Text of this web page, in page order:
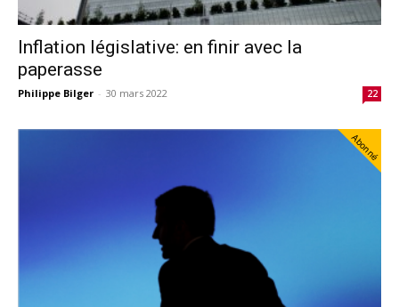
Inflation législative: en finir avec la
paperasse
Philippe Bilger - 30 mars 2022 22
Abonné